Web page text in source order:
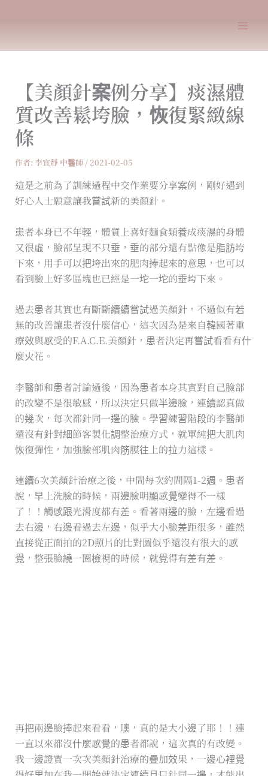
要
【美顏針案例分享】痰濕體
質改善鬆垮臉，恢復緊緻線
條
作者: 李宜靜 中醫師 / 2021-02-05
這是之前為了訓練過程中交作業要分享案例，剛好遇到
好心人士願意讓我嘗試新的美顏針。
患者本身已不年輕，體質上喜好麵食類養成痰濕的身體
又很虛，臉部呈現不只垂，垂的部分還有點像是脂肪垮
下來，用手可以把垮出來的肥肉捧起來的意思，也可以
看到臉上好多區塊也已經是一坨一坨的垂垮下來。
過去患者其實也有斷斷續續嘗試過美顏針，不過似有若
無的改善讓患者沒什麼信心，這次因為是來自韓國著重
療效與感受的F.A.C.E.美顏針，患者決定再嘗試看看有什
麼火花。
李醫師和患者討論過後，因為患者本身其實對自己臉部
的改變不是很敏感，所以決定只做半邊臉，連續認真做
的幾次，每次都針同一邊的臉。學習練習階段的李醫師
還沒有針對細節客製化調整治療方式，就單純把大肌肉
恢復彈性，加強臉部肌肉筋膜往上的拉力這樣。
連續6次美顏針治療之後，中間每次約間隔1-2週。患者
說，早上洗臉的時候，兩邊臉明顯感覺變得不一樣
了！！觸感跟光滑度都有差。看著兩邊的臉，左邊看過
去右邊，右邊看過去左邊，似乎大小臉差距很多，雖然
直接從正面拍的2D照片的比對圖似乎還沒有很大的感
覺，整張臉繞一圈檢視的時候，就覺得有差有差。
再把兩邊臉捧起來看看，噢，真的是大小邊了耶！！連
一直以來都沒什麼感覺的患者都說，這次真的有改變。
我一邊證實一次次美顏針治療的疊加效果，一邊心裡覺